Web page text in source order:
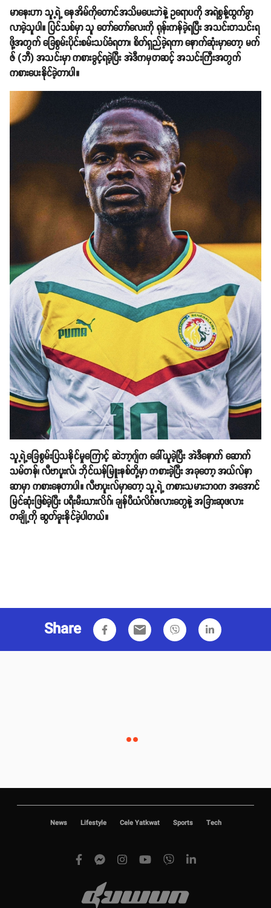
မာနေးဟာ သူ့ရဲ့ နေအိမ်ကိုတောင်အသိမပေးဘဲနဲ့ ဥရောပကို အရဲစွန့်ထွက်ခွာ
လာခဲ့သူပါ။ ပြင်သစ်မှာ သူ တော်တော်လေးကို ရုန်းကန်ခဲ့ရပြီး အသင်းတသင်းရ
ဖို့အတွက် ခြေစွမ်းပိုင်းစမ်းသပ်ခံရတာ၊ စိတ်ရှည်ခဲ့ရကာ နောက်ဆုံးမှာတော့ မက်
ဇ် (ဘီ) အသင်းမှာ ကစားခွင့်ရခဲ့ပြီး အဲဒီကမှတဆင့် အသင်းကြီးအတွက်
ကစားပေးနိုင်ခဲ့တာပါ။
သူ့ရဲ့ခြေစွမ်းပြသနိုင်မှုကြောင့် ဆဲဘာ့ဂျ်က ခေါ်ယူခဲ့ပြီး အဲဒီနောက် ဆောက်
သမ်တန်၊ လီဗာပူးလ်၊ ဘိုင်ယန်မြူးနစ်တို့မှာ ကစားခဲ့ပြီး အခုတော့ အယ်လ်နာ
ဆာမှာ ကစားနေတာပါ။ လီဗာပူးလ်မှာတော့ သူ့ရဲ့ ကစားသမားဘ၀က အအောင်
မြင်ဆုံးဖြစ်ခဲ့ပြီး ပရီးမီးယားလိဂ်၊ ချန်ပီယံလိဂ်ဖလားတွေနဲ့ အခြားဆုဖလား
တချို့ကို ဆွတ်ခူးနိုင်ခဲ့ပါတယ်။
Share email
News Lifestyle Cele Yatkwat Sports Tech